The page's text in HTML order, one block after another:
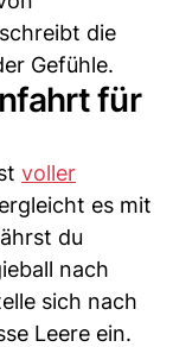
die
Gefühle.
für
voller
es mit
du
nach
sich nach
Leere ein.